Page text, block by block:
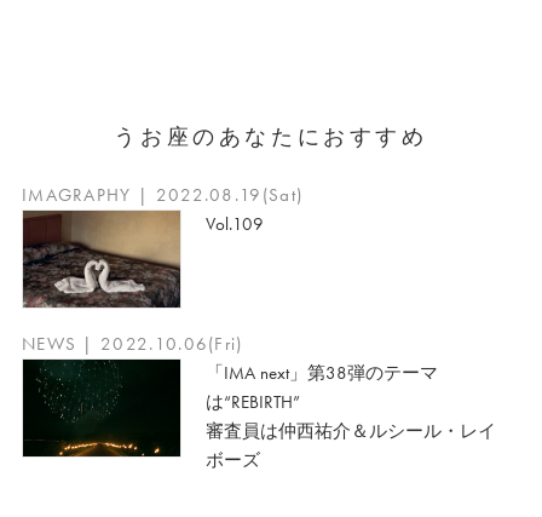
うお座のあなたにおすすめ
IMAGRAPHY | 2022.08.19(Sat)
Vol.109
NEWS | 2022.10.06(Fri)
「IMA next」第38弾のテーマ
は“REBIRTH”
審査員は仲西祐介＆ルシール・レイ
ボーズ